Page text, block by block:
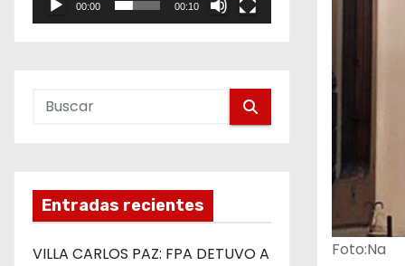
00:00 00:10
Entradas recientes
VILLA CARLOS PAZ: FPA DETUVO A
Foto:Na